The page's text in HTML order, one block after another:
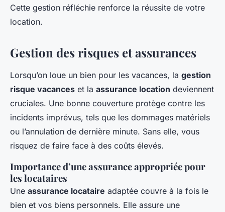
Cette gestion réfléchie renforce la réussite de votre
location.
Gestion des risques et assurances
Lorsqu’on loue un bien pour les vacances, la gestion
risque vacances et la assurance location deviennent
cruciales. Une bonne couverture protège contre les
incidents imprévus, tels que les dommages matériels
ou l’annulation de dernière minute. Sans elle, vous
risquez de faire face à des coûts élevés.
Importance d’une assurance appropriée pour
les locataires
Une assurance locataire adaptée couvre à la fois le
bien et vos biens personnels. Elle assure une